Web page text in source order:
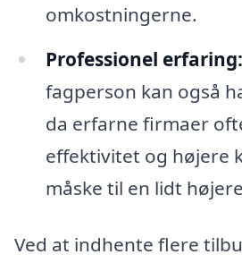
omkostningerne.
Professionel erfaring:
fagperson kan også
da erfarne firmaer
effektivitet og højere
måske til en lidt
Ved at indhente flere